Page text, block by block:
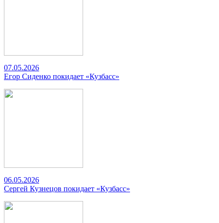
07.05.2026
Егор Сиденко покидает «Кузбасс»
06.05.2026
Сергей Кузнецов покидает «Кузбасс»